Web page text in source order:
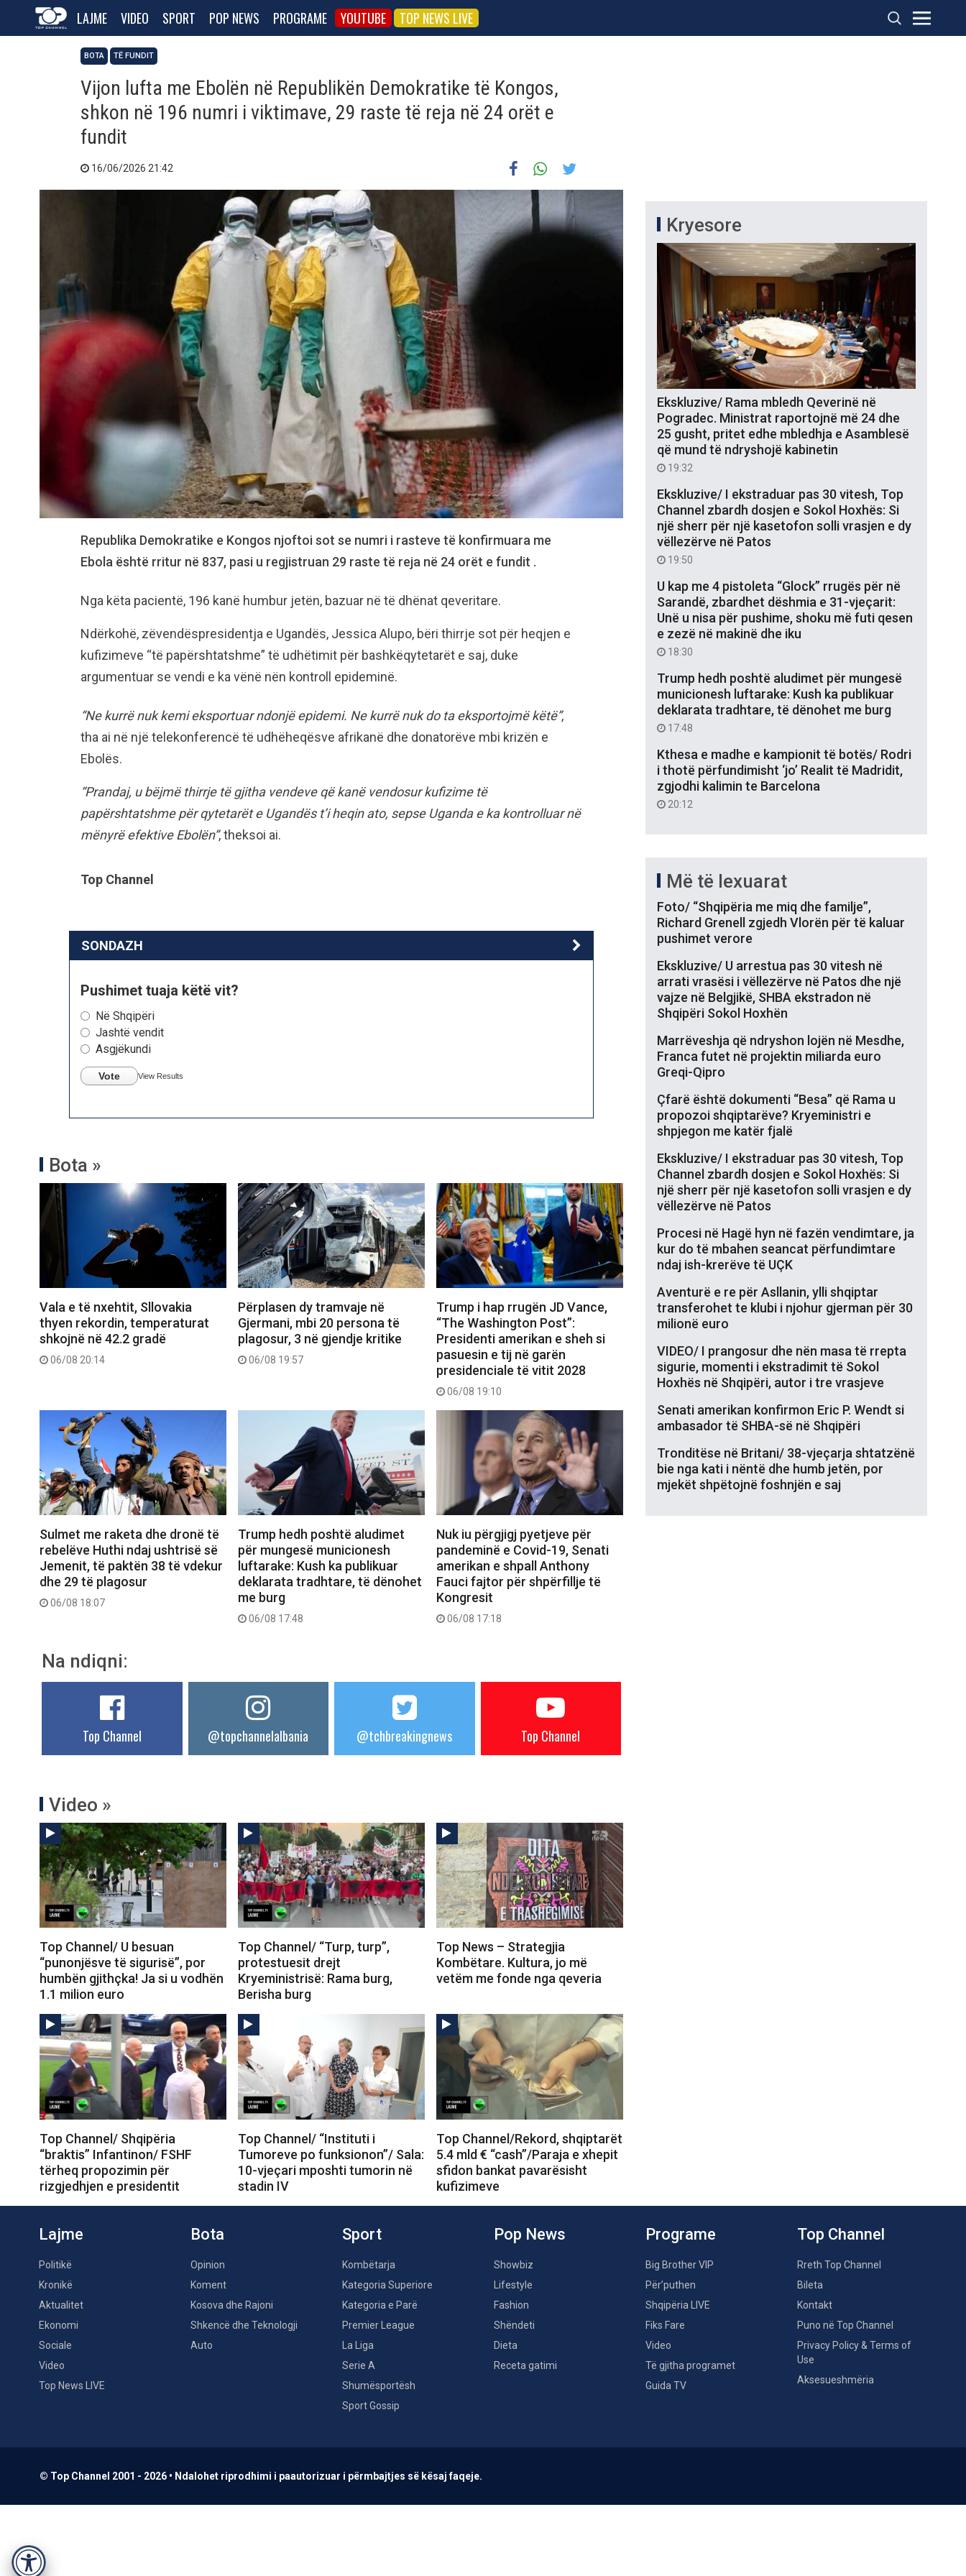
LAJME VIDEO SPORT POP NEWS PROGRAME YOUTUBE TOP NEWS LIVE
BOTA TË FUNDIT
Vijon lufta me Ebolën në Republikën Demokratike të Kongos,
shkon në 196 numri i viktimave, 29 raste të reja në 24 orët e
fundit
16/06/2026 21:42
Republika Demokratike e Kongos njoftoi sot se numri i rasteve të konfirmuara me
Ebola është rritur në 837, pasi u regjistruan 29 raste të reja në 24 orët e fundit .
Nga këta pacientë, 196 kanë humbur jetën, bazuar në të dhënat qeveritare.
Ndërkohë, zëvendëspresidentja e Ugandës, Jessica Alupo, bëri thirrje sot për heqjen e
kufizimeve “të papërshtatshme” të udhëtimit për bashkëqytetarët e saj, duke
argumentuar se vendi e ka vënë nën kontroll epideminë.
“Ne kurrë nuk kemi eksportuar ndonjë epidemi. Ne kurrë nuk do ta eksportojmë këtë”,
tha ai në një telekonferencë të udhëheqësve afrikanë dhe donatorëve mbi krizën e
Ebolës.
“Prandaj, u bëjmë thirrje të gjitha vendeve që kanë vendosur kufizime të
papërshtatshme për qytetarët e Ugandës t’i heqin ato, sepse Uganda e ka kontrolluar në
mënyrë efektive Ebolën”, theksoi ai.
Top Channel
SONDAZH
Pushimet tuaja këtë vit?
Në Shqipëri
Jashtë vendit
Asgjëkundi
Vote View Results
Bota »
Vala e të nxehtit, Sllovakia
thyen rekordin, temperaturat
shkojnë në 42.2 gradë
06/08 20:14
Përplasen dy tramvaje në
Gjermani, mbi 20 persona të
plagosur, 3 në gjendje kritike
06/08 19:57
Trump i hap rrugën JD Vance,
“The Washington Post”:
Presidenti amerikan e sheh si
pasuesin e tij në garën
presidenciale të vitit 2028
06/08 19:10
Sulmet me raketa dhe dronë të
rebelëve Huthi ndaj ushtrisë së
Jemenit, të paktën 38 të vdekur
dhe 29 të plagosur
06/08 18:07
Trump hedh poshtë aludimet
për mungesë municionesh
luftarake: Kush ka publikuar
deklarata tradhtare, të dënohet
me burg
06/08 17:48
Nuk iu përgjigj pyetjeve për
pandeminë e Covid-19, Senati
amerikan e shpall Anthony
Fauci fajtor për shpërfillje të
Kongresit
06/08 17:18
Na ndiqni:
Top Channel @topchannelalbania @tchbreakingnews Top Channel
Video »
Top Channel/ U besuan
“punonjësve të sigurisë”, por
humbën gjithçka! Ja si u vodhën
1.1 milion euro
Top Channel/ “Turp, turp”,
protestuesit drejt
Kryeministrisë: Rama burg,
Berisha burg
Top News – Strategjia
Kombëtare. Kultura, jo më
vetëm me fonde nga qeveria
Top Channel/ Shqipëria
“braktis” Infantinon/ FSHF
tërheq propozimin për
rizgjedhjen e presidentit
Top Channel/ “Instituti i
Tumoreve po funksionon”/ Sala:
10-vjeçari mposhti tumorin në
stadin IV
Top Channel/Rekord, shqiptarët
5.4 mld € “cash”/Paraja e xhepit
sfidon bankat pavarësisht
kufizimeve
Kryesore
Ekskluzive/ Rama mbledh Qeverinë në
Pogradec. Ministrat raportojnë më 24 dhe
25 gusht, pritet edhe mbledhja e Asamblesë
që mund të ndryshojë kabinetin
19:32
Ekskluzive/ I ekstraduar pas 30 vitesh, Top
Channel zbardh dosjen e Sokol Hoxhës: Si
një sherr për një kasetofon solli vrasjen e dy
vëllezërve në Patos
19:50
U kap me 4 pistoleta “Glock” rrugës për në
Sarandë, zbardhet dëshmia e 31-vjeçarit:
Unë u nisa për pushime, shoku më futi qesen
e zezë në makinë dhe iku
18:30
Trump hedh poshtë aludimet për mungesë
municionesh luftarake: Kush ka publikuar
deklarata tradhtare, të dënohet me burg
17:48
Kthesa e madhe e kampionit të botës/ Rodri
i thotë përfundimisht ‘jo’ Realit të Madridit,
zgjodhi kalimin te Barcelona
20:12
Më të lexuarat
Foto/ “Shqipëria me miq dhe familje”,
Richard Grenell zgjedh Vlorën për të kaluar
pushimet verore
Ekskluzive/ U arrestua pas 30 vitesh në
arrati vrasësi i vëllezërve në Patos dhe një
vajze në Belgjikë, SHBA ekstradon në
Shqipëri Sokol Hoxhën
Marrëveshja që ndryshon lojën në Mesdhe,
Franca futet në projektin miliarda euro
Greqi-Qipro
Çfarë është dokumenti “Besa” që Rama u
propozoi shqiptarëve? Kryeministri e
shpjegon me katër fjalë
Ekskluzive/ I ekstraduar pas 30 vitesh, Top
Channel zbardh dosjen e Sokol Hoxhës: Si
një sherr për një kasetofon solli vrasjen e dy
vëllezërve në Patos
Procesi në Hagë hyn në fazën vendimtare, ja
kur do të mbahen seancat përfundimtare
ndaj ish-krerëve të UÇK
Aventurë e re për Asllanin, ylli shqiptar
transferohet te klubi i njohur gjerman për 30
milionë euro
VIDEO/ I prangosur dhe nën masa të rrepta
sigurie, momenti i ekstradimit të Sokol
Hoxhës në Shqipëri, autor i tre vrasjeve
Senati amerikan konfirmon Eric P. Wendt si
ambasador të SHBA-së në Shqipëri
Tronditëse në Britani/ 38-vjeçarja shtatzënë
bie nga kati i nëntë dhe humb jetën, por
mjekët shpëtojnë foshnjën e saj
Lajme
Politikë
Kronikë
Aktualitet
Ekonomi
Sociale
Video
Top News LIVE
Bota
Opinion
Koment
Kosova dhe Rajoni
Shkencë dhe Teknologji
Auto
Sport
Kombëtarja
Kategoria Superiore
Kategoria e Parë
Premier League
La Liga
Serie A
Shumësportësh
Sport Gossip
Pop News
Showbiz
Lifestyle
Fashion
Shëndeti
Dieta
Receta gatimi
Programe
Big Brother VIP
Për’puthen
Shqipëria LIVE
Fiks Fare
Video
Të gjitha programet
Guida TV
Top Channel
Rreth Top Channel
Bileta
Kontakt
Puno në Top Channel
Privacy Policy & Terms of
Use
Aksesueshmëria
© Top Channel 2001 - 2026 • Ndalohet riprodhimi i paautorizuar i përmbajtjes së kësaj faqeje.